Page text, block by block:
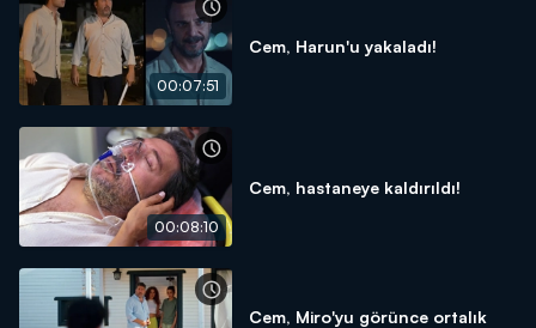
00:07:51
Cem, Harun'u yakaladı!
00:08:10
Cem, hastaneye kaldırıldı!
Cem, Miro'yu görünce ortalık